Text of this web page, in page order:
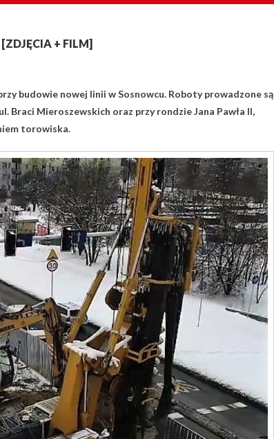
+ FILM]
budowie nowej linii w Sosnowcu. Roboty prowadzone są
Mieroszewskich oraz przy rondzie Jana Pawła II,
torowiska.